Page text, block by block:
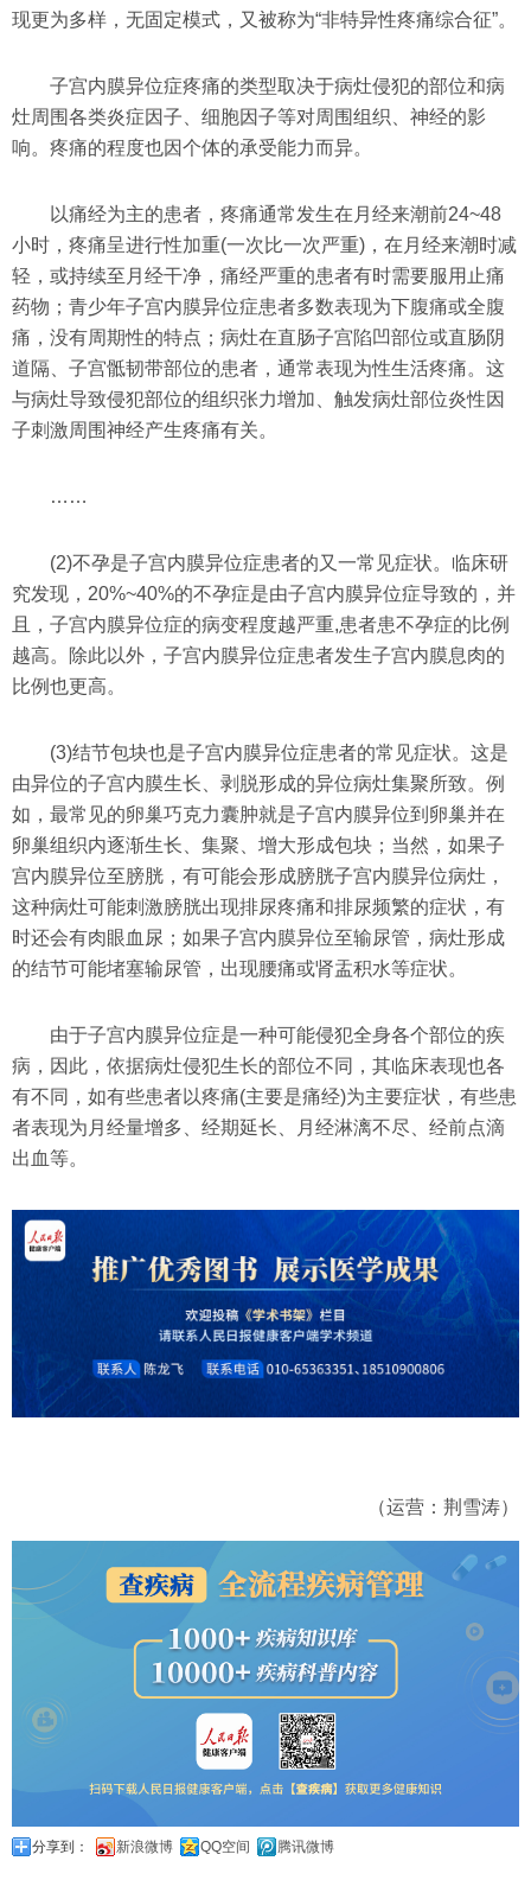
现更为多样，无固定模式，又被称为“非特异性疼痛综合征”。
子宫内膜异位症疼痛的类型取决于病灶侵犯的部位和病
灶周围各类炎症因子、细胞因子等对周围组织、神经的影
响。疼痛的程度也因个体的承受能力而异。
以痛经为主的患者，疼痛通常发生在月经来潮前24~48
小时，疼痛呈进行性加重(一次比一次严重)，在月经来潮时减
轻，或持续至月经干净，痛经严重的患者有时需要服用止痛
药物；青少年子宫内膜异位症患者多数表现为下腹痛或全腹
痛，没有周期性的特点；病灶在直肠子宫陷凹部位或直肠阴
道隔、子宫骶韧带部位的患者，通常表现为性生活疼痛。这
与病灶导致侵犯部位的组织张力增加、触发病灶部位炎性因
子刺激周围神经产生疼痛有关。
……
(2)不孕是子宫内膜异位症患者的又一常见症状。临床研
究发现，20%~40%的不孕症是由子宫内膜异位症导致的，并
且，子宫内膜异位症的病变程度越严重,患者患不孕症的比例
越高。除此以外，子宫内膜异位症患者发生子宫内膜息肉的
比例也更高。
(3)结节包块也是子宫内膜异位症患者的常见症状。这是
由异位的子宫内膜生长、剥脱形成的异位病灶集聚所致。例
如，最常见的卵巢巧克力囊肿就是子宫内膜异位到卵巢并在
卵巢组织内逐渐生长、集聚、增大形成包块；当然，如果子
宫内膜异位至膀胱，有可能会形成膀胱子宫内膜异位病灶，
这种病灶可能刺激膀胱出现排尿疼痛和排尿频繁的症状，有
时还会有肉眼血尿；如果子宫内膜异位至输尿管，病灶形成
的结节可能堵塞输尿管，出现腰痛或肾盂积水等症状。
由于子宫内膜异位症是一种可能侵犯全身各个部位的疾
病，因此，依据病灶侵犯生长的部位不同，其临床表现也各
有不同，如有些患者以疼痛(主要是痛经)为主要症状，有些患
者表现为月经量增多、经期延长、月经淋漓不尽、经前点滴
出血等。
（运营：荆雪涛）
分享到： 新浪微博 QQ空间 腾讯微博